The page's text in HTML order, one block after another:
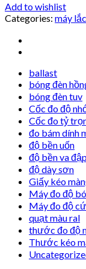
Add to wishlist
Categories: máy lắc
ballast
bóng đèn
bóng đèn tuv
Cốc đo độ
Cốc đo tỷ
đo bám dính
độ bền uốn
độ bền va
độ dày sơn
Giấy kéo
Máy đo độ
Máy đo độ
quạt màu ral
thước đo độ
Thước kéo